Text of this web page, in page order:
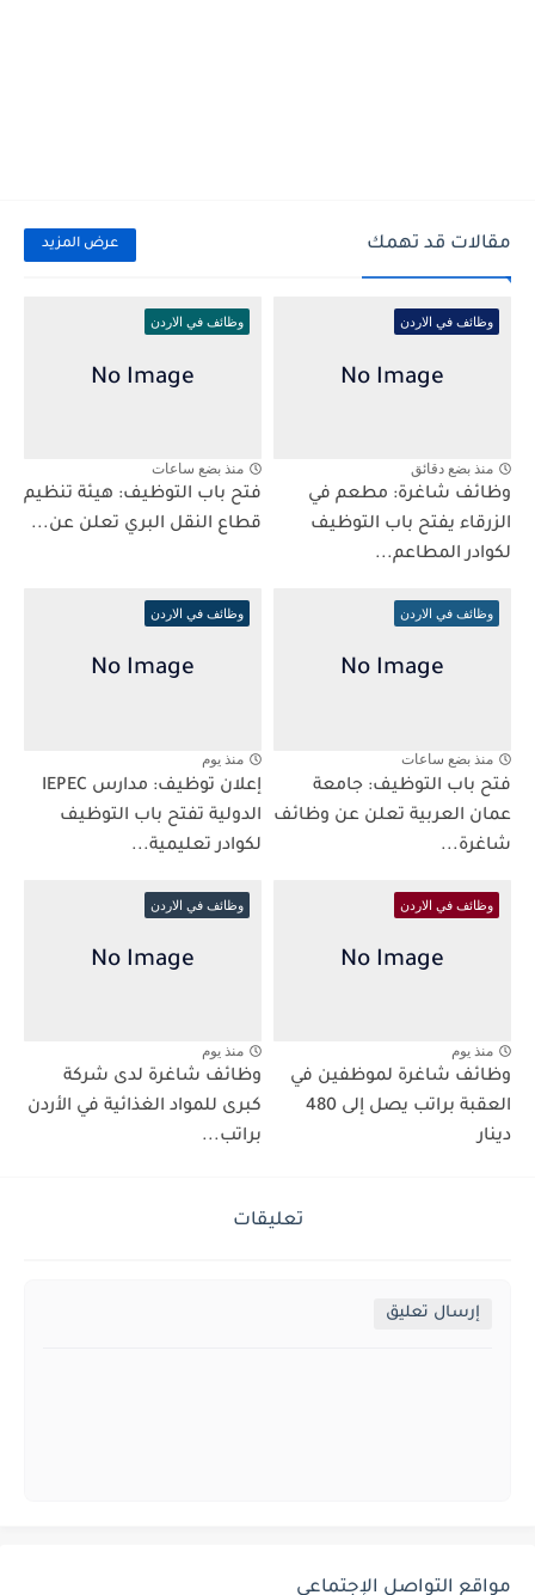
مقالات قد تهمك عرض المزيد
وظائف في الاردن
منذ بضع دقائق
وظائف شاغرة: مطعم في
الزرقاء يفتح باب التوظيف
لكوادر المطاعم...
وظائف في الاردن
منذ بضع ساعات
فتح باب التوظيف: هيئة تنظيم
قطاع النقل البري تعلن عن...
وظائف في الاردن
منذ بضع ساعات
فتح باب التوظيف: جامعة
عمان العربية تعلن عن وظائف
شاغرة...
وظائف في الاردن
منذ يوم
إعلان توظيف: مدارس IEPEC
الدولية تفتح باب التوظيف
لكوادر تعليمية...
وظائف في الاردن
منذ يوم
وظائف شاغرة لموظفين في
العقبة براتب يصل إلى 480
دينار
وظائف في الاردن
منذ يوم
وظائف شاغرة لدى شركة
كبرى للمواد الغذائية في الأردن
براتب...
تعليقات
إرسال تعليق
مواقع التواصل الإجتماعي